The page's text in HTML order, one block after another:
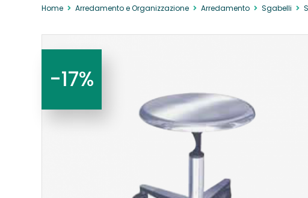
Home Arredamento e Organizzazione Arredamento Sgabelli
-17%